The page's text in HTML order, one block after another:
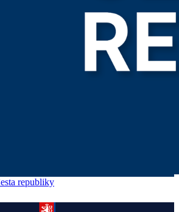
republiky